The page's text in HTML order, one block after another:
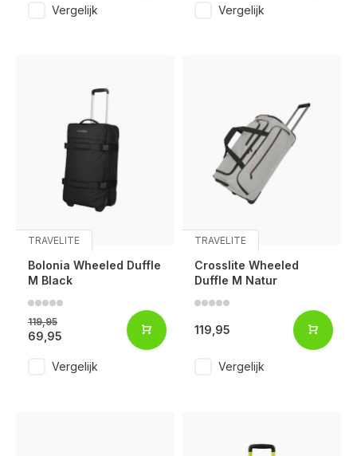
Vergelijk Vergelijk
TRAVELITE
Bolonia Wheeled Duffle
M Black
119,95
69,95
Vergelijk
TRAVELITE
Crosslite Wheeled
Duffle M Natur
119,95
Vergelijk